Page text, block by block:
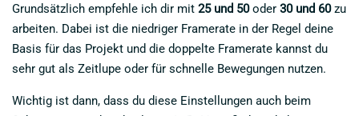
Grundsätzlich empfehle ich dir mit 25 und 50oder 30 und 60zu
arbeiten. Dabei ist die niedriger Framerate in der Regel deine
Basis für das Projekt und die doppelte Framerate kannst du
sehr gut als Zeitlupe oder für schnelle Bewegungen nutzen.
Wichtig ist dann, dass du diese Einstellungen auch beim